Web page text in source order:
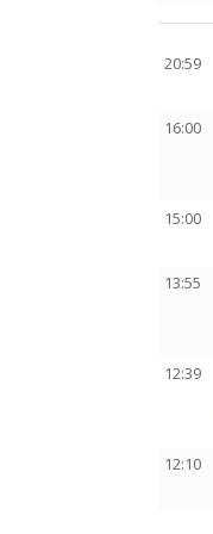
20:59
16:00
15:00
13:55
12:39
12:10